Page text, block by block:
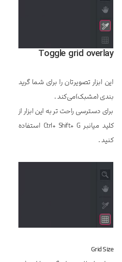
Toggle grid overlay
این ابزار تصویرتان را برای شما گرید
بندی (مشبک)می‌کند .
برای دسترسی راحت تر به این ابزار از
کلید میانبر Ctrl+ Shift+ G استفاده
کنید .
Grid Size